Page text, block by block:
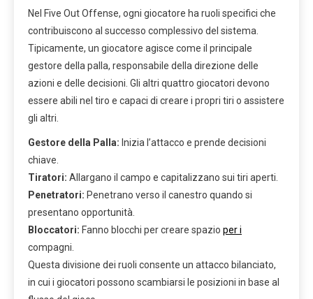
Nel Five Out Offense, ogni giocatore ha ruoli specifici che
contribuiscono al successo complessivo del sistema.
Tipicamente, un giocatore agisce come il principale
gestore della palla, responsabile della direzione delle
azioni e delle decisioni. Gli altri quattro giocatori devono
essere abili nel tiro e capaci di creare i propri tiri o assistere
gli altri.
Gestore della Palla: Inizia l’attacco e prende decisioni
chiave.
Tiratori: Allargano il campo e capitalizzano sui tiri aperti.
Penetratori: Penetrano verso il canestro quando si
presentano opportunità.
Bloccatori: Fanno blocchi per creare spazio per i
compagni.
Questa divisione dei ruoli consente un attacco bilanciato,
in cui i giocatori possono scambiarsi le posizioni in base al